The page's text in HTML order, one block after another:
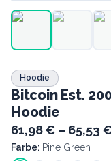
Hoodie
Bitcoin Est.
Hoodie
61,98 € – 65,53
Farbe: Pine Green